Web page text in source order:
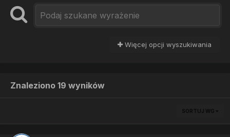
Więcej opcji wyszukiwania
Znaleziono 19 wyników
SORTUJ WG